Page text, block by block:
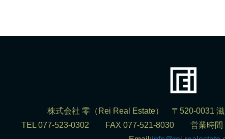
株式会社 零（Rei Real Estate） 〒520-0031
TEL 077-523-0302 FAX 077-521-8030 営業時間